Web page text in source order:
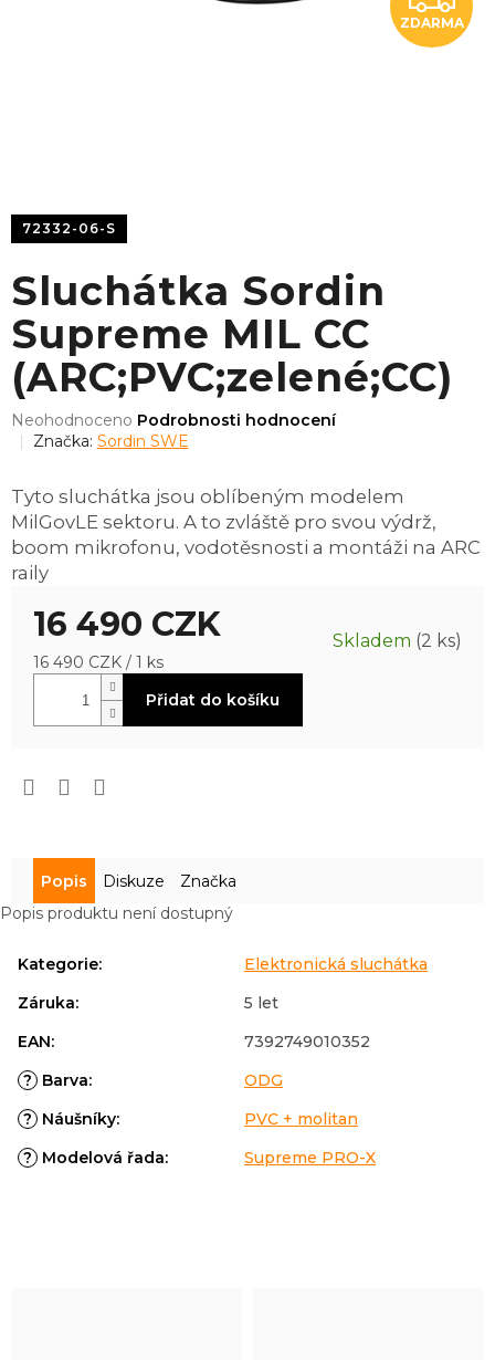
D
ZDARMA
Sluchátka Sordin
Supreme MIL CC
(ARC;PVC;zelené;CC)
72332-06-S
Průměrné
hodnocení
0,0
z
5
hvězdiček.
Neohodnoceno Podrobnosti hodnocení
Značka: Sordin SWE
16 490 CZK
Měrná
16 490 CZK / 1 ks
Skladem (2 ks)
Přidat do košíku
Tyto sluchátka jsou oblíbeným modelem
MilGovLE sektoru. A to zvláště pro svou výdrž,
boom mikrofonu, vodotěsnosti a montáži na ARC
raily
Popis Diskuze
Značka
Popis produktu není dostupný
Kategorie:
Elektronická sluchátka
Záruka:
5 let
EAN:
7392749010352
?
Barva:
ODG
?
Náušníky:
PVC + molitan
?
Modelová řada: Supreme PRO-X